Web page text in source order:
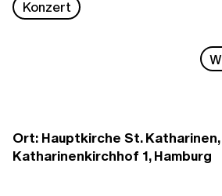
Konzert
Ort: Hauptkirche St. Katharinen,
Katharinenkirchhof 1, Hamburg